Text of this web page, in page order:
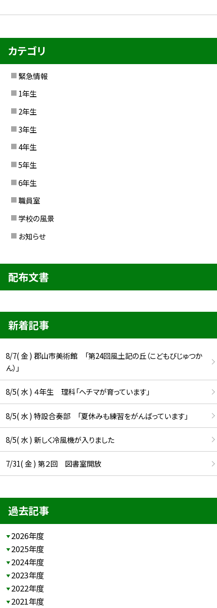
カテゴリ
緊急情報
1年生
2年生
3年生
4年生
5年生
6年生
職員室
学校の風景
お知らせ
配布文書
新着記事
8/7( 金 ) 郡山市美術館 「第24回風土記の丘（こどもびじゅつか
ん）」
8/5( 水 ) ４年生 理科「ヘチマが育っています」
8/5( 水 ) 特設合奏部 「夏休みも練習をがんばっています」
8/5( 水 ) 新しく冷風機が入りました
7/31( 金 ) 第２回 図書室開放
過去記事
2026年度
2025年度
2024年度
2023年度
2022年度
2021年度